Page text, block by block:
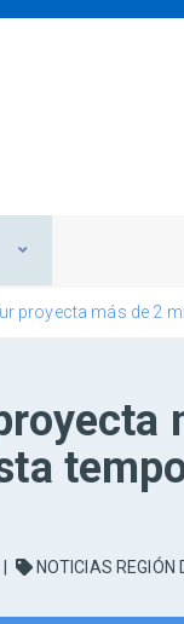
proyecta más de 2
NOTICIAS REGIÓN